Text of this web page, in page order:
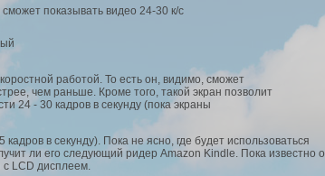
работой. То есть он, видимо, сможет
чем раньше. Кроме того, такой экран позволит
24 - 30 кадров в секунду (пока экраны
в секунду). Пока не ясно, где будет использоваться
ли его следующий ридер Amazon Kindle. Пока известно о
LCD дисплеем.